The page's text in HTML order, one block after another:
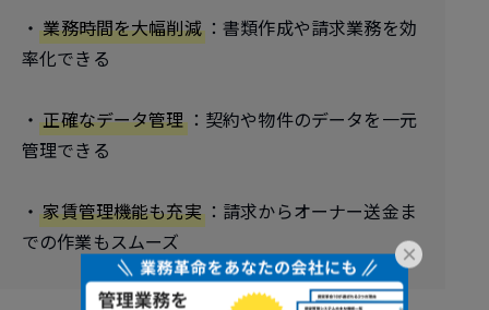
・業務時間を大幅削減 ：書類作成や請求業務を効
率化できる
・正確なデータ管理：契約や物件のデータを一元
管理できる
・家賃管理機能も充実 ：請求からオーナー送金ま
での作業もスムーズ
×